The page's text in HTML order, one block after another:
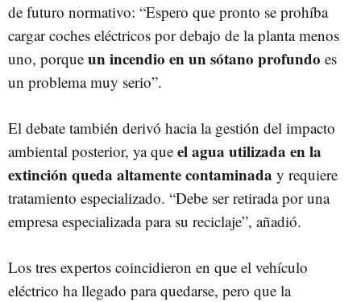
de futuro normativo: “Espero que pronto se prohíba
cargar coches eléctricos por debajo de la planta menos
uno, porque un incendio en un sótano profundo es
un problema muy serio”.
El debate también derivó hacia la gestión del impacto
ambiental posterior, ya que el agua utilizada en la
extinción queda altamente contaminada y requiere
tratamiento especializado. “Debe ser retirada por una
empresa especializada para su reciclaje”, añadió.
Los tres expertos coincidieron en que el vehículo
eléctrico ha llegado para quedarse, pero que la